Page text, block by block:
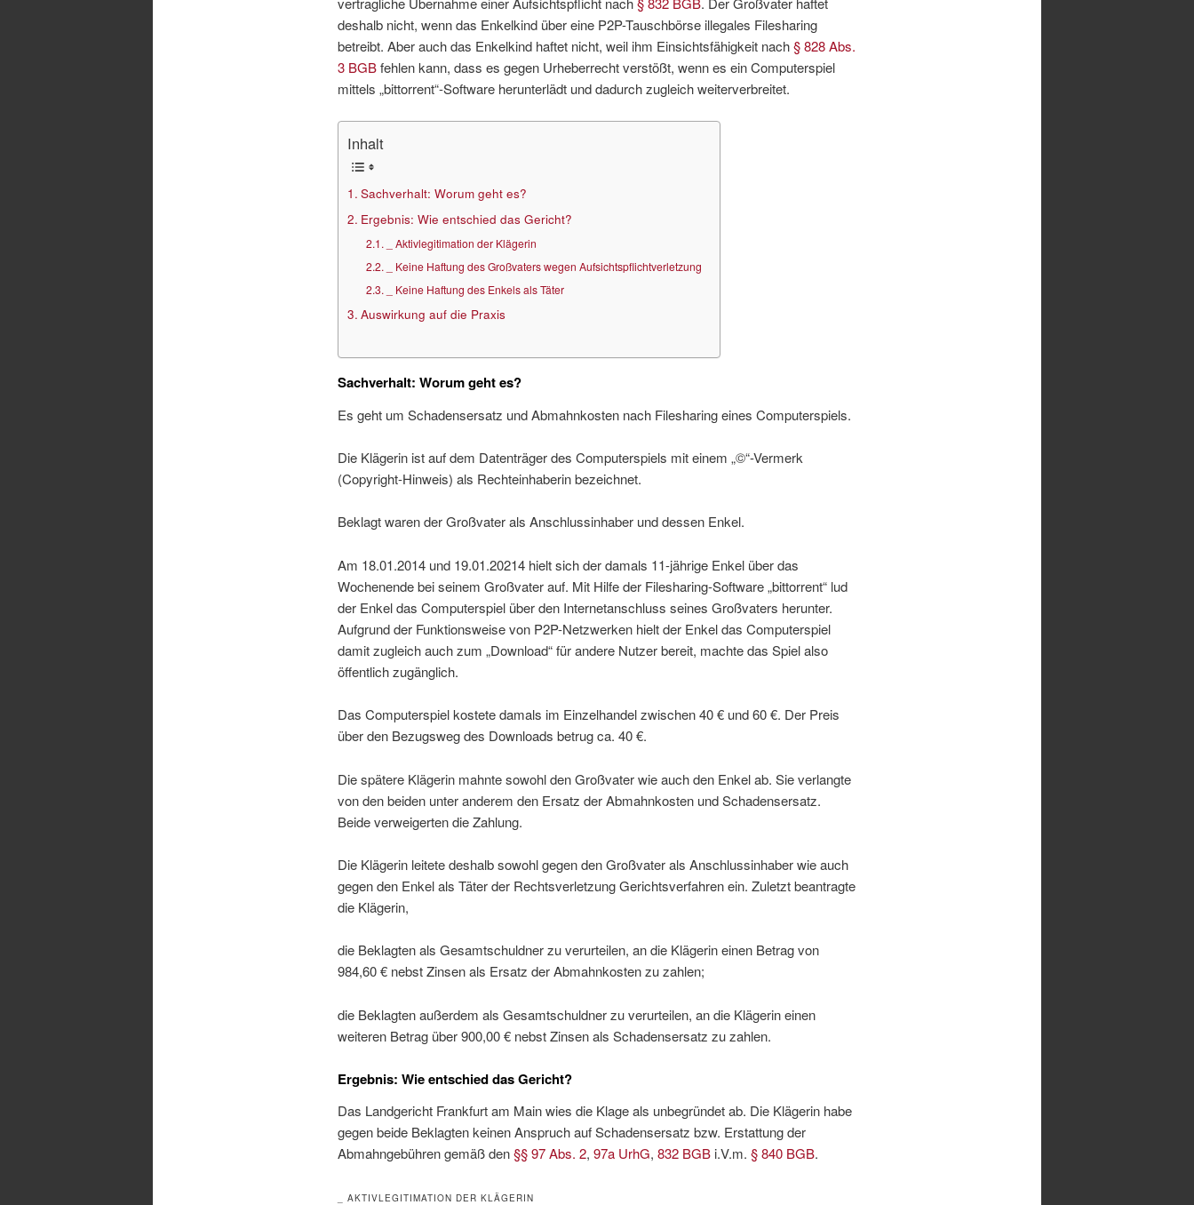
deshalb nicht, wenn das Enkelkind über eine P2P-Tauschbörse illegales Filesharing
betreibt. Aber auch das Enkelkind haftet nicht, weil ihm Einsichtsfähigkeit nach§ 828 Abs.
3 BGBfehlen kann, dass es gegen Urheberrecht verstößt, wenn es ein Computerspiel
mittels „bittorrent“-Software herunterlädt und dadurch zugleich weiterverbreitet.
Inhalt
Sachverhalt: Worum geht es?
Ergebnis: Wie entschied das Gericht?
_ Aktivlegitimation der Klägerin
_ Keine Haftung des Großvaters wegen Aufsichtspflichtverletzung
_ Keine Haftung des Enkels als Täter
Auswirkung auf die Praxis
Sachverhalt: Worum geht es?
Es geht um Schadensersatz und Abmahnkosten nach Filesharing eines Computerspiels.
Die Klägerin ist auf dem Datenträger des Computerspiels mit einem „©“-Vermerk
(Copyright-Hinweis) als Rechteinhaberin bezeichnet.
Beklagt waren der Großvater als Anschlussinhaber und dessen Enkel.
Am 18.01.2014 und 19.01.20214 hielt sich der damals 11-jährige Enkel über das
Wochenende bei seinem Großvater auf. Mit Hilfe der Filesharing-Software „bittorrent“ lud
der Enkel das Computerspiel über den Internetanschluss seines Großvaters herunter.
Aufgrund der Funktionsweise von P2P-Netzwerken hielt der Enkel das Computerspiel
damit zugleich auch zum „Download“ für andere Nutzer bereit, machte das Spiel also
öffentlich zugänglich.
Das Computerspiel kostete damals im Einzelhandel zwischen 40 € und 60 €. Der Preis
über den Bezugsweg des Downloads betrug ca. 40 €.
Die spätere Klägerin mahnte sowohl den Großvater wie auch den Enkel ab. Sie verlangte
von den beiden unter anderem den Ersatz der Abmahnkosten und Schadensersatz.
Beide verweigerten die Zahlung.
Die Klägerin leitete deshalb sowohl gegen den Großvater als Anschlussinhaber wie auch
gegen den Enkel als Täter der Rechtsverletzung Gerichtsverfahren ein. Zuletzt beantragte
die Klägerin,
die Beklagten als Gesamtschuldner zu verurteilen, an die Klägerin einen Betrag von
984,60 € nebst Zinsen als Ersatz der Abmahnkosten zu zahlen;
die Beklagten außerdem als Gesamtschuldner zu verurteilen, an die Klägerin einen
weiteren Betrag über 900,00 € nebst Zinsen als Schadensersatz zu zahlen.
Ergebnis: Wie entschied das Gericht?
Das Landgericht Frankfurt am Main wies die Klage als unbegründet ab. Die Klägerin habe
gegen beide Beklagten keinen Anspruch auf Schadensersatz bzw. Erstattung der
Abmahngebühren gemäß den§§ 97 Abs. 2, 97a UrhG, 832 BGBi.V.m. § 840 BGB.
_ AKTIVLEGITIMATION DER KLÄGERIN